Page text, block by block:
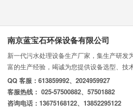
南京蓝宝石环保设备有限公司
新一代污水处理设备生产厂家，集生产研发
富的生产经验，竭诚为您提供设备选型、技
QQ 客服：613859992、2024959927
客服热线： 025-57500882、57501882
咨询电话：13675168122、13852295122